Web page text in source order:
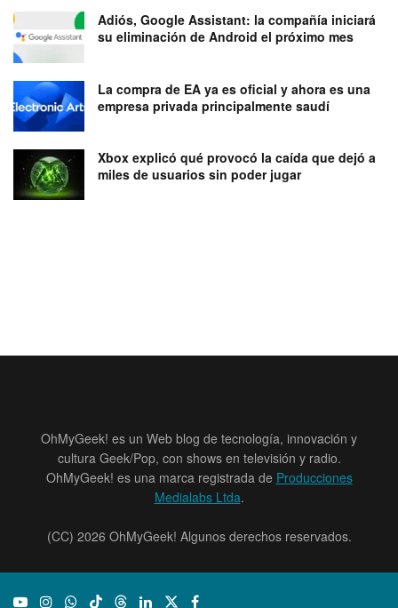
Adiós, Google Assistant: la compañía iniciará
su eliminación de Android el próximo mes
La compra de EA ya es oficial y ahora es una
empresa privada principalmente saudí
Xbox explicó qué provocó la caída que dejó a
miles de usuarios sin poder jugar
OhMyGeek! es un Web blog de tecnología, innovación y
cultura Geek/Pop, con shows en televisión y radio.
OhMyGeek! es una marca registrada de Producciones
Medialabs Ltda.
(CC) 2026 OhMyGeek! Algunos derechos reservados.